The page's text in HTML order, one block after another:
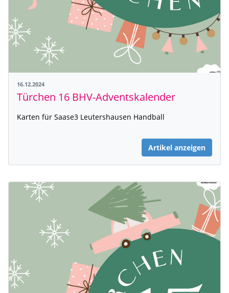
16.12.2024
Türchen 16 BHV-Adventskalender
Karten für Saase3 Leutershausen Handball
Artikel anzeigen